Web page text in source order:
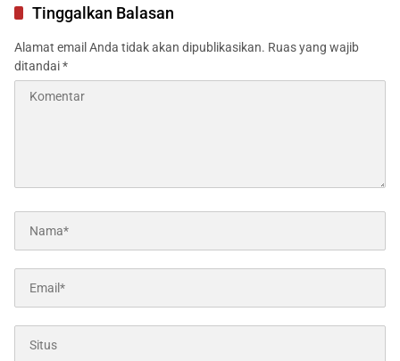
Tinggalkan Balasan
Alamat email Anda tidak akan dipublikasikan. Ruas yang wajib
ditandai*